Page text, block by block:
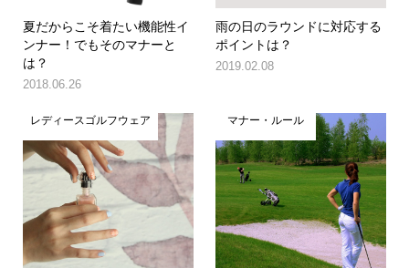
夏だからこそ着たい機能性イ
ンナー！でもそのマナーと
は？
2018.06.26
雨の日のラウンドに対応する
ポイントは？
2019.02.08
レディースゴルフウェア マナー・ルール